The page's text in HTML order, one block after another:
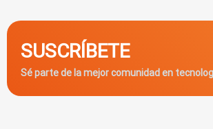
SUSCRÍBETE
Sé parte de la mejor comunidad en